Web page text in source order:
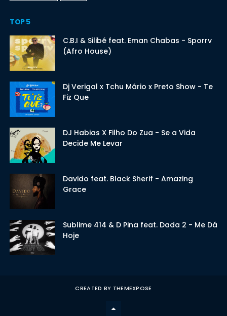
TOP 5
C.B.I & Silibé feat. Eman Chabas - Sporrv
(Afro House)
Dj Verigal x Tchu Mário x Preto Show - Te
Fiz Que
DJ Habias X Filho Do Zua - Se a Vida
Decide Me Levar
Davido feat. Black Sherif - Amazing
Grace
Sublime 414 & D Pina feat. Dada 2 - Me Dá
Hoje
CREATED BY THEMEXPOSE